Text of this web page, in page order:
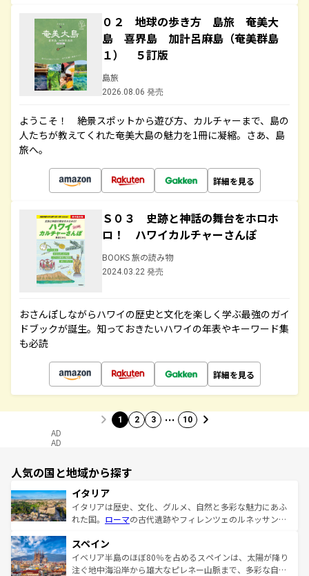
０２ 地球の歩き方 島旅 奄美大
島 喜界島 加計呂麻島（奄美群島
１） ５訂版
島旅
2026.08.06 発売
ようこそ！ 絶景スポットから遊び方、カルチャーまで、島の
人たちが教えてくれた奄美大島の魅力を1冊に凝縮。さあ、島
旅へ。
詳細を見る
Ｓ０３ 史跡と神話の舞台をホロホ
ロ！ ハワイカルチャーさんぽ
BOOKS 旅の読み物
2024.03.22 発売
おさんぽしながらハワイの歴史と文化を楽しく学ぶ最強のガイ
ドブックが誕生。知っておきたいハワイの年表やキーワード集
も必読
詳細を見る
1 2 3 … 10
AD
AD
人気の国と地域から探す
イタリア
イタリアは歴史、文化、グルメ、自然と多彩な魅力にあふ
れた国。 ローマの古代遺跡やフィレンツェのルネッサンス
ろん、トスカーナの美しい田園風景やアマルフィ海岸の絶
景など、自然景観も見逃せない。観光の合間には、本場の
ピザやパスタなど、絶品のイタリア料理を堪能することも
スペイン
イベリア半島のほぼ80％を占めるスペインは、太陽が降り
注ぐ地中海沿岸から雄大なピレネー山脈まで、多彩な自然